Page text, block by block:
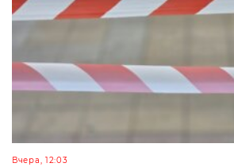
Вчера, 12:03